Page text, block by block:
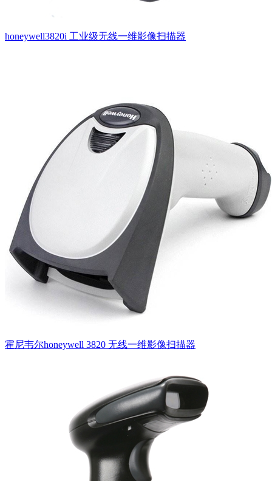
honeywell3820i 工业级无线一维影像扫描器
霍尼韦尔honeywell 3820 无线一维影像扫描器